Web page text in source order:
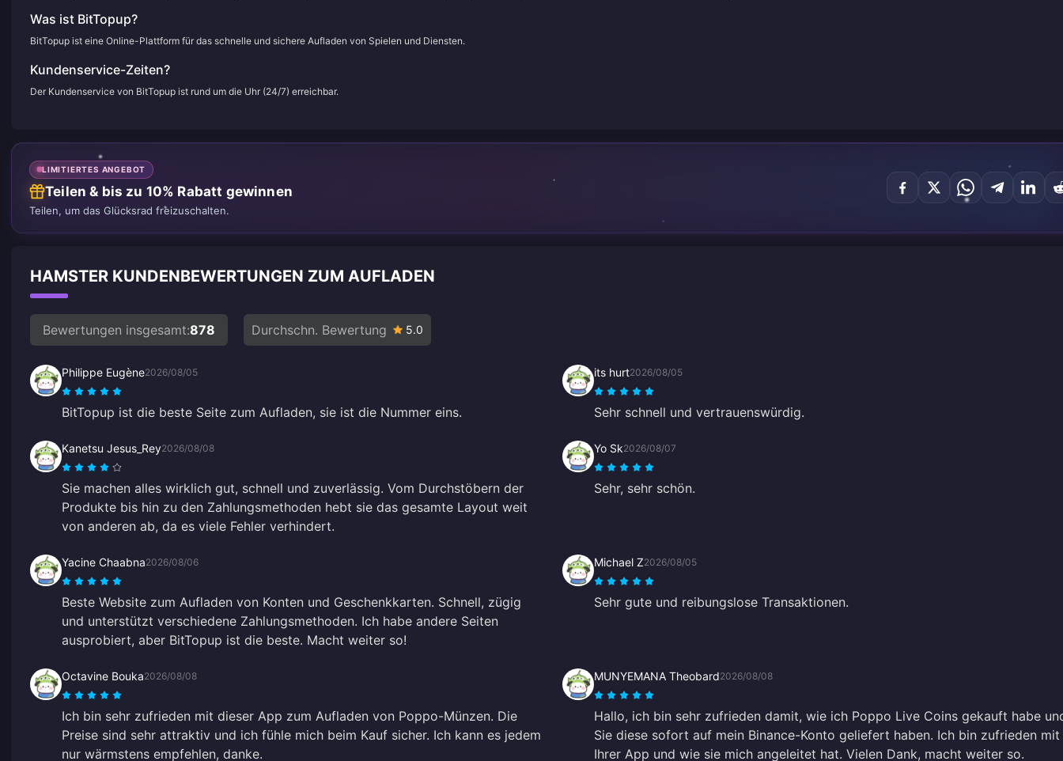
Was ist BitTopup?
BitTopup ist eine Online-Plattform für das schnelle und sichere Aufladen von Spielen und Diensten.
Kundenservice-Zeiten?
Der Kundenservice von BitTopup ist rund um die Uhr (24/7) erreichbar.
LIMITIERTES ANGEBOT
Teilen & bis zu 10% Rabatt gewinnen
Teilen, um das Glücksrad freizuschalten.
HAMSTER KUNDENBEWERTUNGEN ZUM AUFLADEN
Bewertungen insgesamt:878 Durchschn. Bewertung 5.0
Philippe Eugène2026/08/05
BitTopup ist die beste Seite zum Aufladen, sie ist die Nummer eins.
its hurt2026/08/05
Sehr schnell und vertrauenswürdig.
Kanetsu Jesus_Rey2026/08/08
Sie machen alles wirklich gut, schnell und zuverlässig. Vom Durchstöbern der
Produkte bis hin zu den Zahlungsmethoden hebt sie das gesamte Layout weit
von anderen ab, da es viele Fehler verhindert.
Yo Sk2026/08/07
Sehr, sehr schön.
Yacine Chaabna2026/08/06
Beste Website zum Aufladen von Konten und Geschenkkarten. Schnell, zügig
und unterstützt verschiedene Zahlungsmethoden. Ich habe andere Seiten
ausprobiert, aber BitTopup ist die beste. Macht weiter so!
Michael Z2026/08/05
Sehr gute und reibungslose Transaktionen.
Octavine Bouka2026/08/08
Ich bin sehr zufrieden mit dieser App zum Aufladen von Poppo-Münzen. Die
Preise sind sehr attraktiv und ich fühle mich beim Kauf sicher. Ich kann es jedem
nur wärmstens empfehlen, danke.
MUNYEMANA Theobard2026/08/08
Hallo, ich bin sehr zufrieden damit, wie ich Poppo Live Coins gekauft habe
Sie diese sofort auf mein Binance-Konto geliefert haben. Ich bin zufrieden mit
Ihrer App und wie sie mich angeleitet hat. Vielen Dank, macht weiter so.